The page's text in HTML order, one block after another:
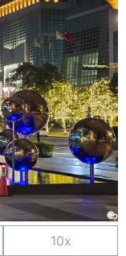
10x